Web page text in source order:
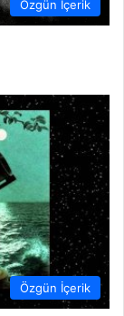
Özgün İçerik
Özgün İçerik